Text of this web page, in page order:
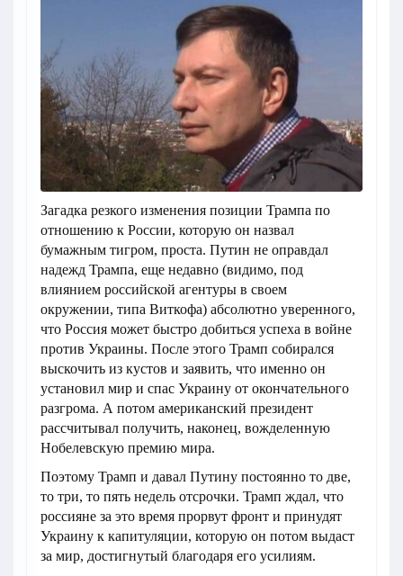
Загадка резкого изменения позиции Трампа по
отношению к России, которую он назвал
бумажным тигром, проста. Путин не оправдал
надежд Трампа, еще недавно (видимо, под
влиянием российской агентуры в своем
окружении, типа Виткофа) абсолютно уверенного,
что Россия может быстро добиться успеха в войне
против Украины. После этого Трамп собирался
выскочить из кустов и заявить, что именно он
установил мир и спас Украину от окончательного
разгрома. А потом американский президент
рассчитывал получить, наконец, вожделенную
Нобелевскую премию мира.
Поэтому Трамп и давал Путину постоянно то две,
то три, то пять недель отсрочки. Трамп ждал, что
россияне за это время прорвут фронт и принудят
Украину к капитуляции, которую он потом выдаст
за мир, достигнутый благодаря его усилиям.